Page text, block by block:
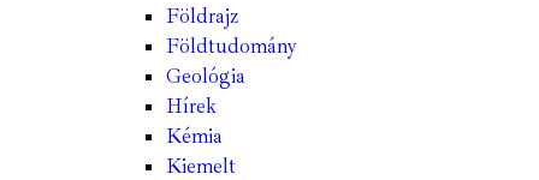
Földrajz
Földtudomány
Geológia
Hírek
Kémia
Kiemelt